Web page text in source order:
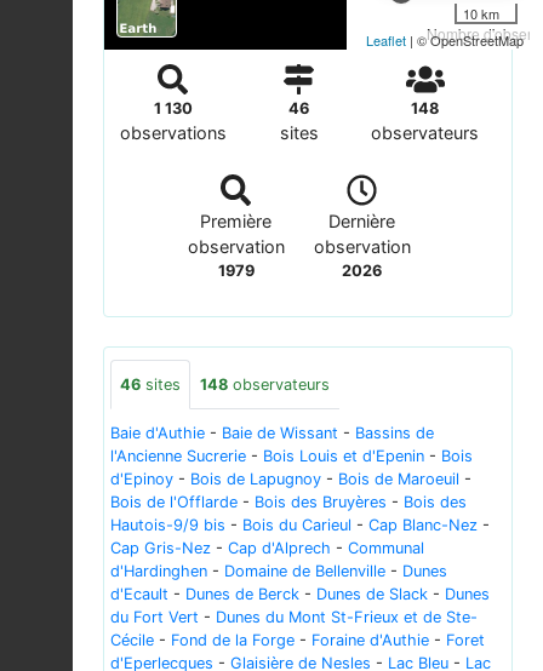
Nombre
10 km
Leaflet | © OpenStreetMap
1 130
observations
46
sites
148
observateurs
Première
observation
1979
Dernière
observation
2026
46 sites 148 observateurs
Baie d'Authie - Baie de Wissant - Bassins de
l'Ancienne Sucrerie - Bois Louis et d'Epenin - Bois
d'Epinoy - Bois de Lapugnoy - Bois de Maroeuil -
Bois de l'Offlarde - Bois des Bruyères - Bois des
Hautois-9/9 bis - Bois du Carieul - Cap Blanc-Nez -
Cap Gris-Nez - Cap d'Alprech - Communal
d'Hardinghen - Domaine de Bellenville - Dunes
d'Ecault - Dunes de Berck - Dunes de Slack - Dunes
du Fort Vert - Dunes du Mont St-Frieux et de Ste-
Cécile - Fond de la Forge - Foraine d'Authie - Foret
d'Eperlecques - Glaisière de Nesles - Lac Bleu - Lac